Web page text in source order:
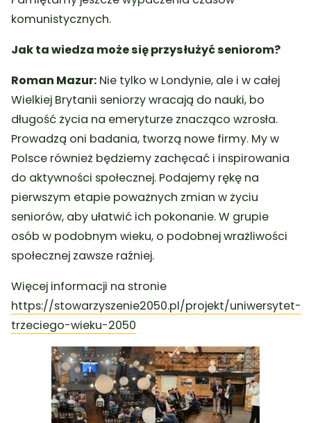
komunistycznych.
Jak ta wiedza może się przysłużyć seniorom?
Roman Mazur: Nie tylko w Londynie, ale i w całej
Wielkiej Brytanii seniorzy wracają do nauki, bo
długość życia na emeryturze znacząco wzrosła.
Prowadzą oni badania, tworzą nowe firmy. My w
Polsce również będziemy zachęcać i inspirowania
do aktywności społecznej. Podajemy rękę na
pierwszym etapie poważnych zmian w życiu
seniorów, aby ułatwić ich pokonanie. W grupie
osób w podobnym wieku, o podobnej wrażliwości
społecznej zawsze raźniej.
Więcej informacji na stronie
https://stowarzyszenie2050.pl/projekt/uniwersytet-
trzeciego-wieku-2050